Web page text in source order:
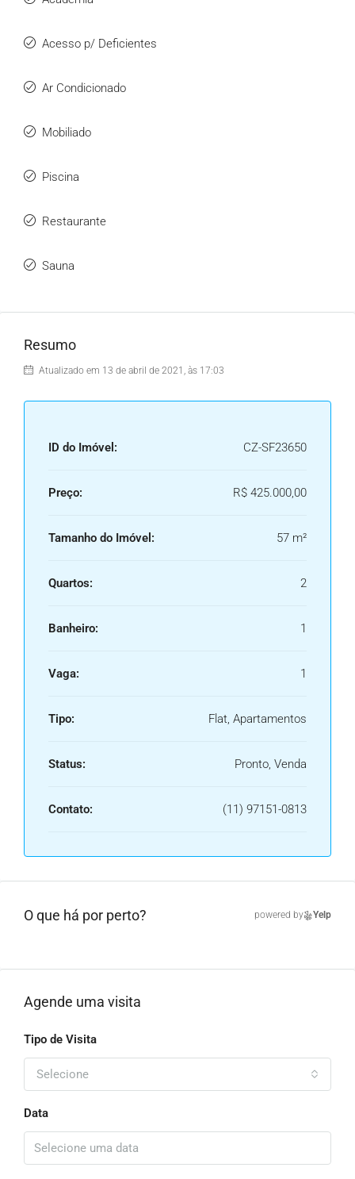
Acesso p/ Deficientes
Ar Condicionado
Mobiliado
Piscina
Restaurante
Sauna
Resumo
Atualizado em 13 de abril de 2021, às 17:03
ID do Imóvel: CZ-SF23650
Preço: R$ 425.000,00
Tamanho do Imóvel: 57 m²
Quartos: 2
Banheiro: 1
Vaga: 1
Tipo: Flat, Apartamentos
Status: Pronto, Venda
Contato: (11) 97151-0813
O que há por perto? powered by Yelp
Agende uma visita
Tipo de Visita
Selecione
Data